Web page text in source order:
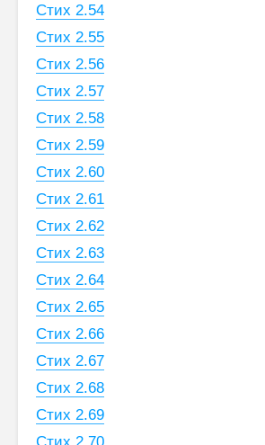
Стих 2.54
Стих 2.55
Стих 2.56
Стих 2.57
Стих 2.58
Стих 2.59
Стих 2.60
Стих 2.61
Стих 2.62
Стих 2.63
Стих 2.64
Стих 2.65
Стих 2.66
Стих 2.67
Стих 2.68
Стих 2.69